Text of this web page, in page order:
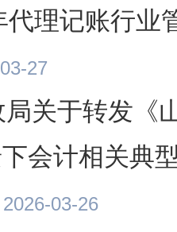
理记账行业
27
关于转发《
会计相关典
2026-03-26